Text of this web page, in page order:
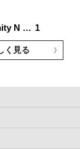
N … 1
く見る